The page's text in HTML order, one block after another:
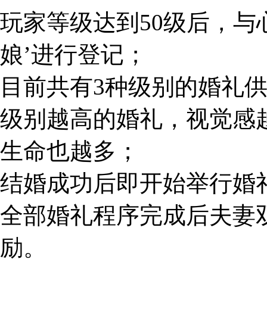
玩家等级达到50级后，与
娘’进行登记；
目前共有3种级别的婚礼
级别越高的婚礼，视觉感
生命也越多；
结婚成功后即开始举行婚
全部婚礼程序完成后夫妻
励。